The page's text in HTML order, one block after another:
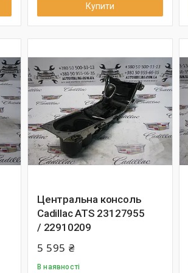
Купити
Центральна консоль
Cadillac ATS 23127955
/ 22910209
5 595 ₴
В наявності